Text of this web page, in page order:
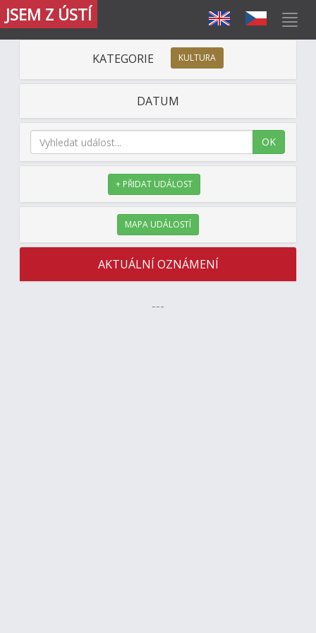
JSEM Z ÚSTÍ
KATEGORIE KULTURA
DATUM
OK
+ PŘIDAT UDÁLOST
MAPA UDÁLOSTÍ
AKTUÁLNÍ OZNÁMENÍ
---